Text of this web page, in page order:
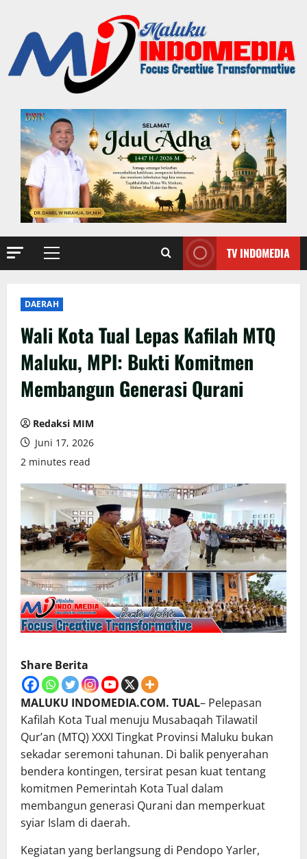
TV INDOMEDIA
DAERAH
Wali Kota Tual Lepas Kafilah MTQ
Maluku, MPI: Bukti Komitmen
Membangun Generasi Qurani
Redaksi MIM
Juni 17, 2026
2 minutes read
Share Berita
MALUKU INDOMEDIA.COM. TUAL– Pelepasan
Kafilah Kota Tual menuju Musabaqah Tilawatil
Qur’an (MTQ) XXXI Tingkat Provinsi Maluku bukan
sekadar seremoni tahunan. Di balik penyerahan
bendera kontingen, tersirat pesan kuat tentang
komitmen Pemerintah Kota Tual dalam
membangun generasi Qurani dan memperkuat
syiar Islam di daerah.
Kegiatan yang berlangsung di Pendopo Yarler,